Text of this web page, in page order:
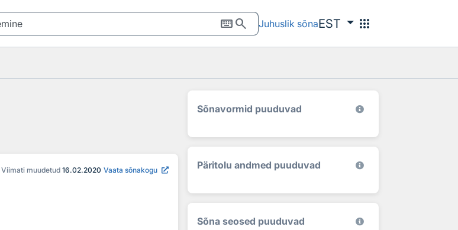
keyboardsearch Juhuslik sõnaEST apps
Viimati muudetud 16.02.2020 Vaata sõnakogu
Sõnavormid puuduvad
Päritolu andmed puuduvad
Sõna seosed puuduvad